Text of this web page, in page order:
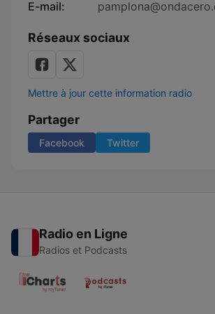
E-mail:
Réseaux sociaux
Mettre à jour cette information radio
Partager
Facebook Twitter
Radio en Ligne
Radios et Podcasts